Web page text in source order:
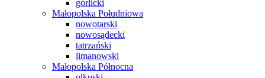
gorlicki
Małopolska Południowa
nowotarski
nowosądecki
tatrzański
limanowski
Małopolska Północna